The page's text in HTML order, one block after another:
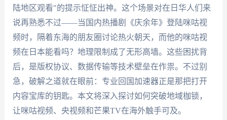
陆地区观看"的提示怔怔出神。这个场景对在日华人们来
说再熟悉不过——当国内热播剧《庆余年》登陆咪咕视
频时，隔着东海的朋友圈讨论热火朝天，而他的咪咕视
频在日本能看吗？地理限制成了无形高墙。这些困扰背
后，是版权协议、数据传输等技术壁垒在作祟。不过别
急，破解之道就在眼前：专业回国加速器正是那把打开
内容宝库的钥匙。本文将深入探讨如何突破地域枷锁，
让咪咕视频、央视频和芒果TV在海外触手可及。